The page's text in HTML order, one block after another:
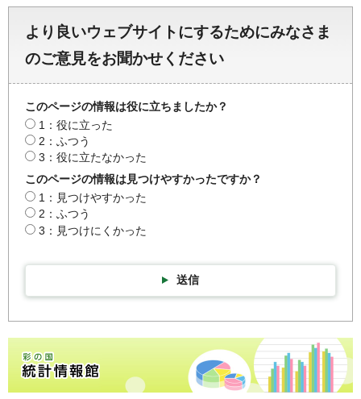
より良いウェブサイトにするためにみなさま
のご意見をお聞かせください
このページの情報は役に立ちましたか？
1：役に立った
2：ふつう
3：役に立たなかった
このページの情報は見つけやすかったですか？
1：見つけやすかった
2：ふつう
3：見つけにくかった
送信
彩の国統計情報館トップページ